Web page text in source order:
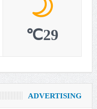
29℃
ADVERTISING